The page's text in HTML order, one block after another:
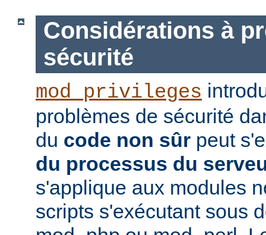
Considérations à
sécurité
mod_privileges
problèmes de sécurité
du code non sûr peut
du processus du
s'applique aux modules
scripts s'exécutant sous